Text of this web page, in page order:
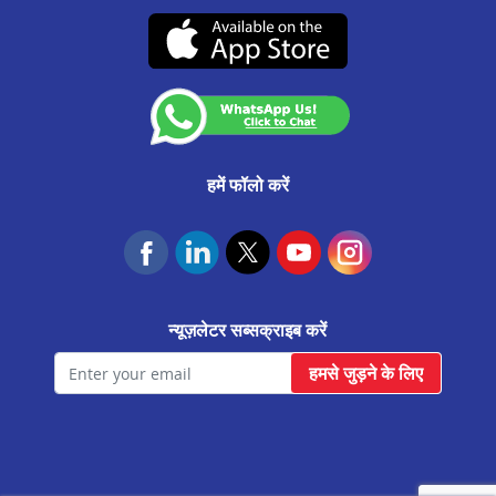
नारोल मे बैलेंस ट्रांसफर
नरोदा मे बैलेंस ट्रांसफर
सूरत उधना मे बैलेंस ट्रांसफर
अमरेली मे बैलेंस ट्रांसफर
सुरेंद्रनगर मे बैलेंस ट्रांसफर
उमरगाम मे बैलेंस ट्रांसफर
सूरत मे बैलेंस ट्रांसफर
पाटन मे बैलेंस ट्रांसफर
(07-दिसंबर-2026 तक वैध)
हमें फॉलो करें
न्यूज़लेटर सब्सक्राइब करें
हमसे जुड़ने के लिए